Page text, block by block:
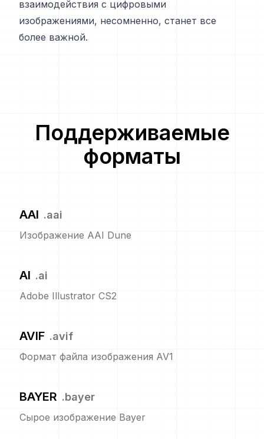
взаимодействия с цифровыми
изображениями, несомненно, станет все
более важной.
Поддерживаемые
форматы
AAI .aai
Изображение AAI Dune
AI .ai
Adobe Illustrator CS2
AVIF .avif
Формат файла изображения AV1
BAYER .bayer
Сырое изображение Bayer